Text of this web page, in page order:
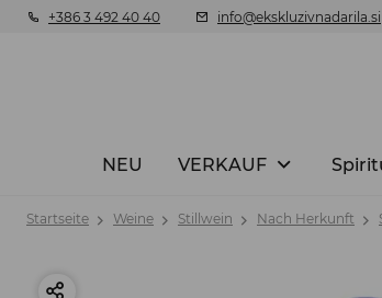
+386 3 492 40 40 info@ekskluzivnadarila.si
NEU VERKAUF
Startseite Weine Stillwein Nach Herkunft